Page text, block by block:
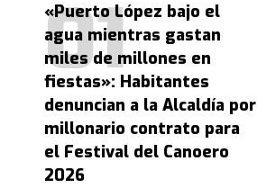
«Puerto López bajo el
agua mientras gastan
miles de millones en
fiestas»: Habitantes
denuncian a la Alcaldía por
millonario contrato para
el Festival del Canoero
2026